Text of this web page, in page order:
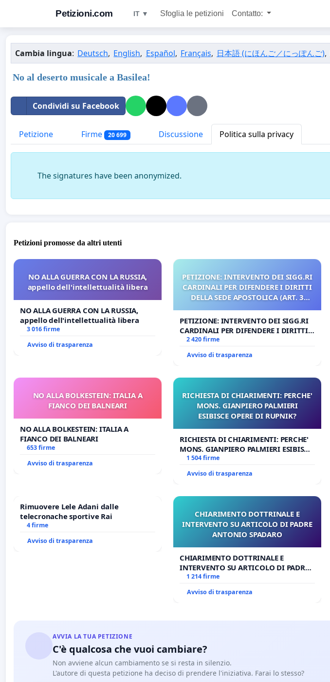
Petizioni.com IT ▼ Sfoglia le petizioni Contatto:
Cambia lingua: Deutsch, English, Español, Français, 日本語 (にほんご／にっぽんご),
No al deserto musicale a Basilea!
Condividi su Facebook
Petizione Firme 20 699 Discussione Politica sulla privacy
The signatures have been anonymized.
Petizioni promosse da altri utenti
NO ALLA GUERRA CON LA RUSSIA,
appello dell'intellettualità libera
NO ALLA GUERRA CON LA RUSSIA,
appello dell'intellettualità libera
3 016 firme
Avviso di trasparenza
PETIZIONE: INTERVENTO DEI SIGG.RI
CARDINALI PER DIFENDERE I DIRITTI
DELLA SEDE APOSTOLICA (ART. 3
PETIZIONE: INTERVENTO DEI SIGG.RI
CARDINALI PER DIFENDERE I DIRITTI
DELLA SEDE APOSTOLICA (ART. 3 UDG)
2 420 firme
Avviso di trasparenza
NO ALLA BOLKESTEIN: ITALIA A
FIANCO DEI BALNEARI
NO ALLA BOLKESTEIN: ITALIA A
FIANCO DEI BALNEARI
653 firme
Avviso di trasparenza
RICHIESTA DI CHIARIMENTI: PERCHE'
MONS. GIANPIERO PALMIERI
ESIBISCE OPERE DI RUPNIK?
RICHIESTA DI CHIARIMENTI: PERCHE'
MONS. GIANPIERO PALMIERI ESIBISCE
OPERE DI RUPNIK?
1 504 firme
Avviso di trasparenza
Rimuovere Lele Adani dalle
telecronache sportive Rai
4 firme
Avviso di trasparenza
CHIARIMENTO DOTTRINALE E
INTERVENTO SU ARTICOLO DI PADRE
ANTONIO SPADARO
CHIARIMENTO DOTTRINALE E
INTERVENTO SU ARTICOLO DI PADRE
ANTONIO SPADARO
1 214 firme
Avviso di trasparenza
AVVIA LA TUA PETIZIONE
C'è qualcosa che vuoi cambiare?
Non avviene alcun cambiamento se si resta in silenzio.
L'autore di questa petizione ha deciso di prendere l'iniziativa. Farai lo stesso?